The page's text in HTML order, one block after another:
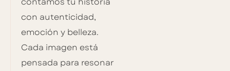
con autenticidad,
emoción y belleza.
Cada imagen está
pensada para resonar